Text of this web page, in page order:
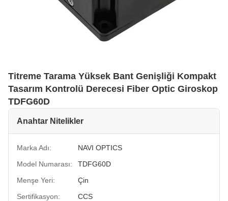
Titreme Tarama Yüksek Bant Genişliği Kompakt
Tasarım Kontrolü Derecesi Fiber Optic Giroskop
TDFG60D
Anahtar Nitelikler
Marka Adı:
NAVI OPTICS
Model Numarası:
TDFG60D
Menşe Yeri:
Çin
Sertifikasyon:
CCS